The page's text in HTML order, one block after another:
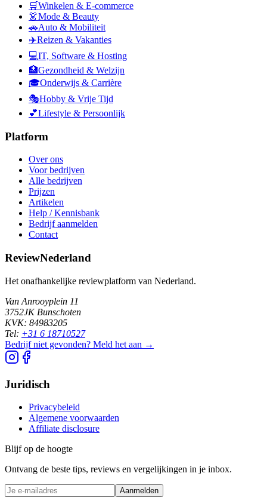
🛒Winkelen & E-commerce
👗Mode & Beauty
🚗Auto & Mobiliteit
✈️Reizen & Vakanties
💻IT, Software & Hosting
🏥Gezondheid & Welzijn
🎓Onderwijs & Carrière
🎭Hobby & Vrije Tijd
💕Lifestyle & Persoonlijk
Platform
Over ons
Voor bedrijven
Alle bedrijven
Prijzen
Artikelen
Help / Kennisbank
Bedrijf aanmelden
Contact
ReviewNederland
Het onafhankelijke reviewplatform van Nederland.
Van Anrooyplein 11
3752JK Bunschoten
KVK: 84983205
Tel: +31 6 18710527
Bedrijf niet gevonden? Meld het aan →
Juridisch
Privacybeleid
Algemene voorwaarden
Affiliate disclosure
Blijf op de hoogte
Ontvang de beste tips, reviews en vergelijkingen in je inbox.
Aanmelden